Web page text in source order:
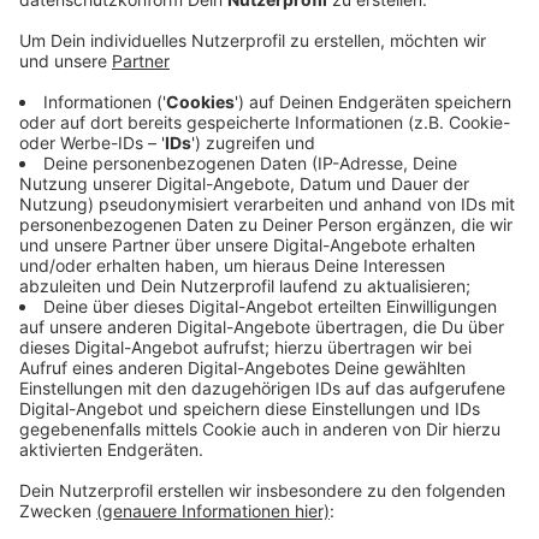
Anzeige
Der Mann war in der Nacht auf den 11. November bei
rot über eine Ampel gefahren. Eine
Streifenwagenbesatzung beobachtete das und
forderte den Raser zum Anhalten auf. Dieser fuhr aber
mit überhöhter Geschwindigkeit weiter, bis es zu
einem Unfall in Höhe des Holtwegs kam. Anschließend
flohen der 32-jährige Raser und sein Beifahrer.
Videoaufnahmen aus dem Streifenwagen und von einer
örtlichen Firma halfen der Polizei, den Fahrer doch
noch finden zu können.
Anzeige